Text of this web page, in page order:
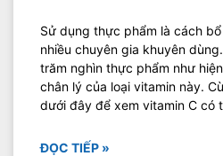
Sử dụng thực phẩm là cách
nhiều chuyên gia khuyên
trăm nghìn thực phẩm như
chân lý của loại vitamin này.
dưới đây để xem vitamin C có
ĐỌC TIẾP »